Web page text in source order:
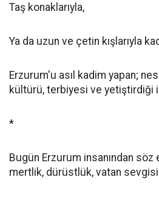
Taş konaklarıyla,
Ya da uzun ve çetin kışlarıyla
Erzurum'u asıl kadim yapan;
kültürü, terbiyesi ve yetiştirdiği
*
Bugün Erzurum insanından
mertlik, dürüstlük, vatan